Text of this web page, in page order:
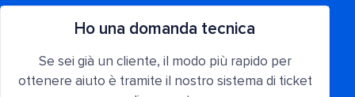
Ho una domanda tecnica
Se sei già un cliente, il modo più rapido per
ottenere aiuto è tramite il nostro sistema di ticket